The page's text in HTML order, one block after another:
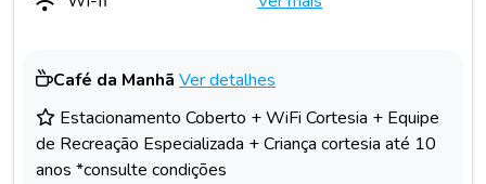
Café da Manhã Ver detalhes
Estacionamento Coberto + WiFi Cortesia + Equipe
de Recreação Especializada + Criança cortesia até 10
anos *consulte condições